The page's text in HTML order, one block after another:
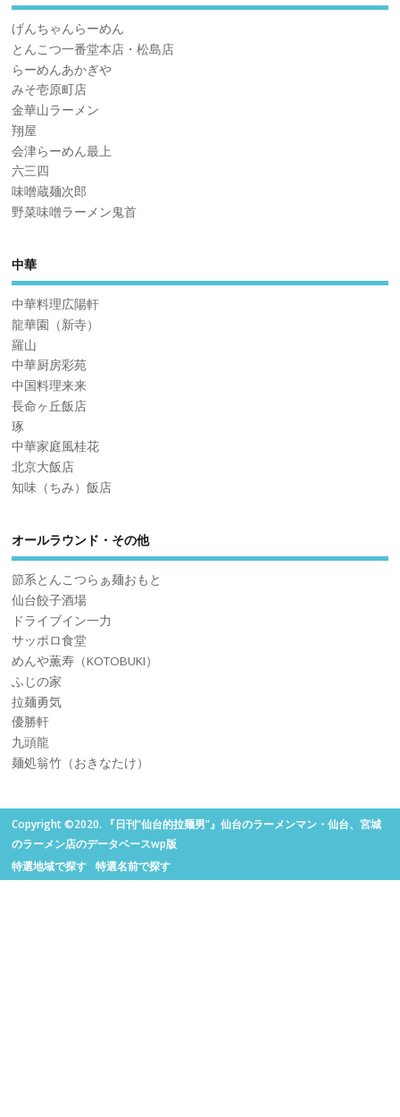
げんちゃんらーめん
とんこつ一番堂本店・松島店
らーめんあかぎや
みそ壱原町店
金華山ラーメン
翔屋
会津らーめん最上
六三四
味噌蔵麺次郎
野菜味噌ラーメン鬼首
中華
中華料理広陽軒
龍華園（新寺）
羅山
中華厨房彩苑
中国料理来来
長命ヶ丘飯店
琢
中華家庭風桂花
北京大飯店
知味（ちみ）飯店
オールラウンド・その他
節系とんこつらぁ麺おもと
仙台餃子酒場
ドライブイン一力
サッポロ食堂
めんや薫寿（KOTOBUKI）
ふじの家
拉麺勇気
優勝軒
九頭龍
麺処翁竹（おきなたけ）
Copyright ©2020. 『日刊“仙台的拉麺男”』仙台のラーメンマン・仙台、宮城
のラーメン店のデータベースwp版
特選地域で探す
特選名前で探す